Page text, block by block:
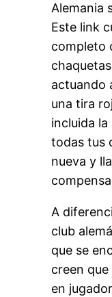
Alemania
Este link
completo
actuando
una tira
incluida
todas tus
nueva y
A
club
que se
creen
en